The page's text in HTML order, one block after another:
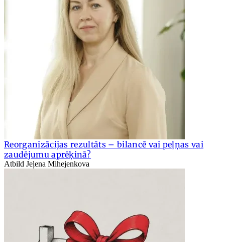
Reorganizācijas rezultāts – bilancē vai peļņas vai
zaudējumu aprēķinā?
Atbild Jeļena Mihejenkova